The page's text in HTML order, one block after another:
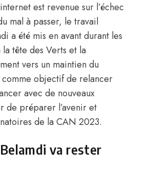
est revenue sur l’échec
mal à passer, le travail
a été mis en avant durant les
la tête des Verts et la
vers un maintien du
objectif de relancer
avec de nouveaux
de préparer l’avenir et
de la CAN 2023.
va rester